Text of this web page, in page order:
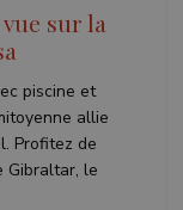
sur la
piscine et
allie
Profitez de
Gibraltar, le